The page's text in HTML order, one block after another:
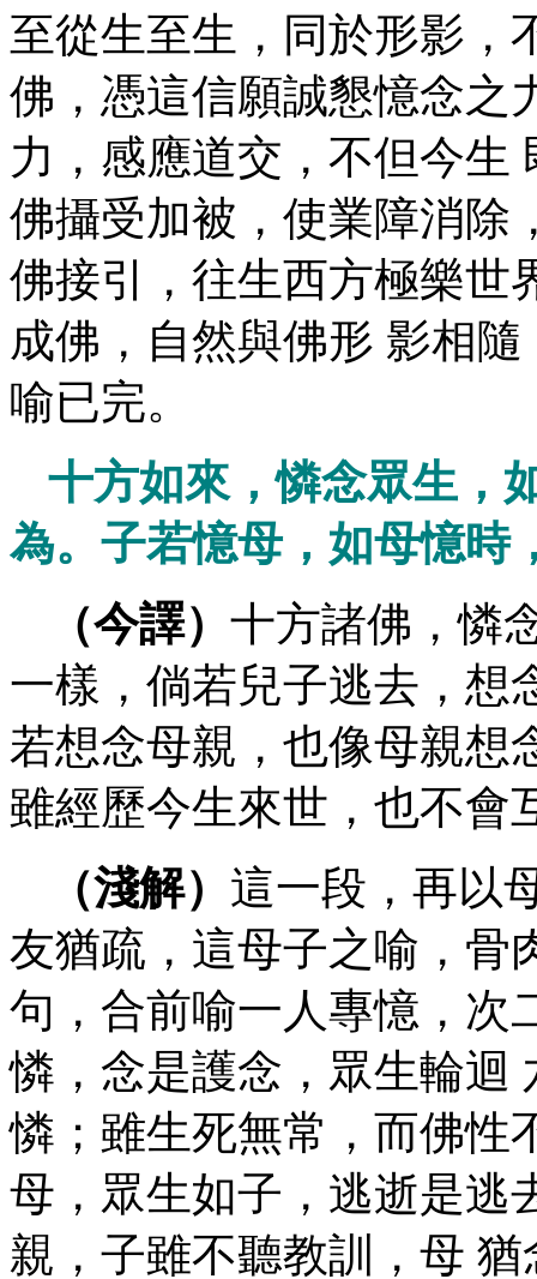
至從生至生，同於形影，
佛，憑這信願誠懇憶念之
力，感應道交，不但今生
佛攝受加被，使業障消除
佛接引，往生西方極樂世
成佛，自然與佛形 影相
喻已完。
十方如來，憐念眾生，
為。子若憶母，如母憶時
（今譯） 十方諸佛，憐
一樣，倘若兒子逃去，想
若想念母親，也像母親想
雖經歷今生來世，也不會
（淺解） 這一段，再以
友猶疏，這母子之喻，骨
句，合前喻一人專憶，次
憐，念是護念，眾生輪迴
憐；雖生死無常，而佛性
母，眾生如子，逃逝是逃
親，子雖不聽教訓，母